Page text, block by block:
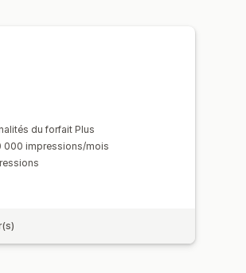
du forfait Plus
000 impressions/mois